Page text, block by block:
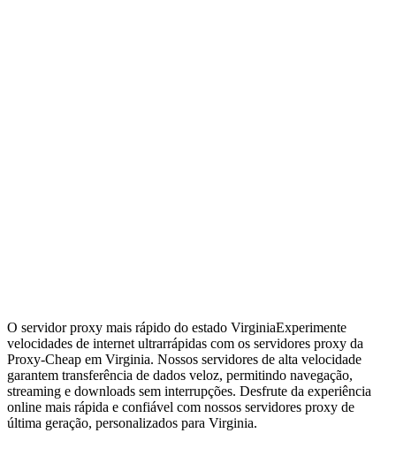
O servidor proxy mais rápido do estado VirginiaExperimente
velocidades de internet ultrarrápidas com os servidores proxy da
Proxy-Cheap em Virginia. Nossos servidores de alta velocidade
garantem transferência de dados veloz, permitindo navegação,
streaming e downloads sem interrupções. Desfrute da experiência
online mais rápida e confiável com nossos servidores proxy de
última geração, personalizados para Virginia.